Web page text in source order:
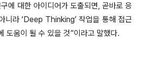
에 대한 아이디어가 도출되면, 곧바로 응
니라 ‘Deep Thinking’ 작업을 통해 접근
도움이 될 수 있을 것”이라고 말했다.